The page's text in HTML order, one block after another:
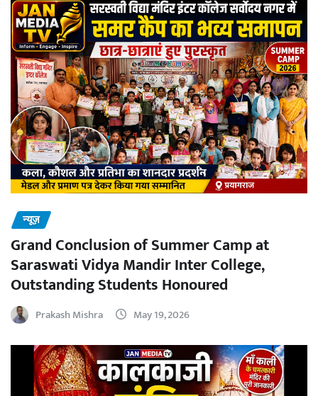
न्यूज़
Grand Conclusion of Summer Camp at
Saraswati Vidya Mandir Inter College,
Outstanding Students Honoured
Prakash Mishra May 19, 2026